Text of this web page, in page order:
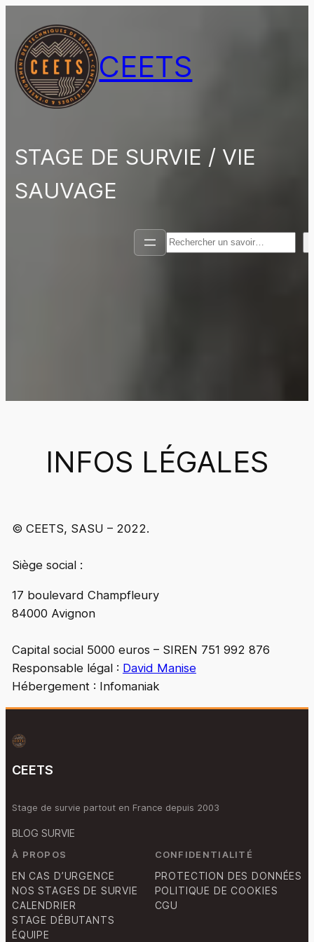
contenu
CEETS
STAGE DE SURVIE / VIE
SAUVAGE
Rechercher
INFOS LÉGALES
© CEETS, SASU – 2022.
Siège social :
17 boulevard Champfleury
84000 Avignon
Capital social 5000 euros – SIREN 751 992 876
Responsable légal : David Manise
Hébergement : Infomaniak
CEETS
Stage de survie partout en France depuis 2003
BLOG SURVIE
À PROPOS
EN CAS D’URGENCE
NOS STAGES DE SURVIE
CALENDRIER
STAGE DÉBUTANTS
ÉQUIPE
CONFIDENTIALITÉ
PROTECTION DES DONNÉES
POLITIQUE DE COOKIES
CGU